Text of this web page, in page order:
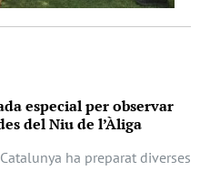
especial per observar
del Niu de l’Àliga
ha preparat diverses